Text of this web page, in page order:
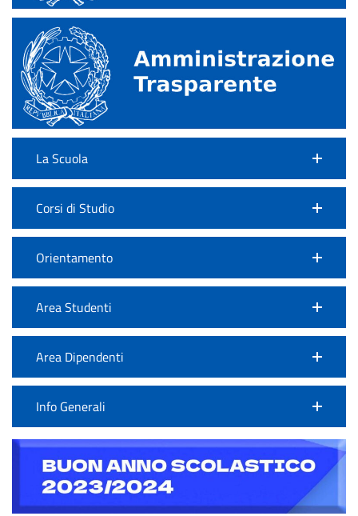
La Scuola
Corsi di Studio
Orientamento
Area Studenti
Area Dipendenti
Info Generali